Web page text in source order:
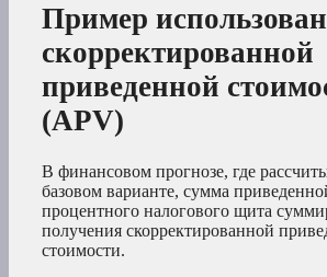
Пример
скорректированной
приведенной
(APV)
В финансовом прогнозе, где
базовом варианте, сумма
процентного налогового щита
получения скорректированной
стоимости.